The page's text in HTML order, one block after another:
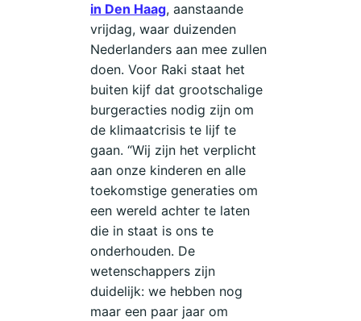
in Den Haag, aanstaande
vrijdag, waar duizenden
Nederlanders aan mee zullen
doen. Voor Raki staat het
buiten kijf dat grootschalige
burgeracties nodig zijn om
de klimaatcrisis te lijf te
gaan. “Wij zijn het verplicht
aan onze kinderen en alle
toekomstige generaties om
een wereld achter te laten
die in staat is ons te
onderhouden. De
wetenschappers zijn
duidelijk: we hebben nog
maar een paar jaar om